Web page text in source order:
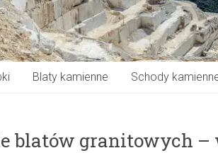
Blaty kamienne Schody
blatów granitowych –